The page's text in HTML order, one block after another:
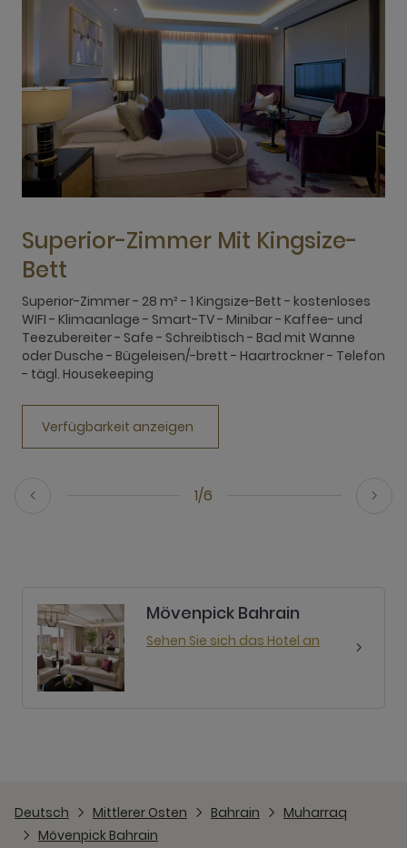
1/6
Superior-Zimmer Mit Kingsize-
Bett
Superior-Zimmer - 28 m² - 1 Kingsize-Bett - kostenloses
WIFI - Klimaanlage - Smart-TV - Minibar - Kaffee- und
Teezubereiter - Safe - Schreibtisch - Bad mit Wanne
oder Dusche - Bügeleisen/-brett - Haartrockner - Telefon
- tägl. Housekeeping
Verfügbarkeit anzeigen
Mövenpick Bahrain
Sehen Sie sich das Hotel an
Deutsch Mittlerer Osten Bahrain
Muharraq
Mövenpick Bahrain